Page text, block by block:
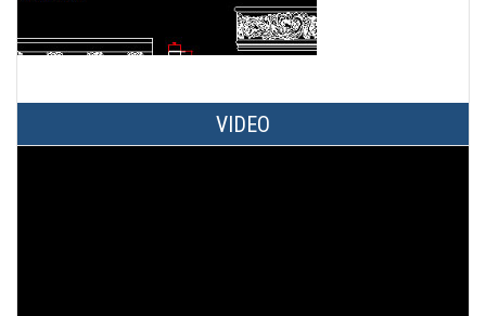
VIDEO